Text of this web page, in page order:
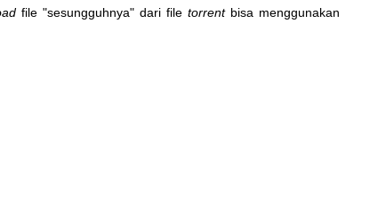
file "sesungguhnya" dari file torrentbisa menggunakan